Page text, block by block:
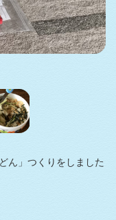
ん」つくりをしました